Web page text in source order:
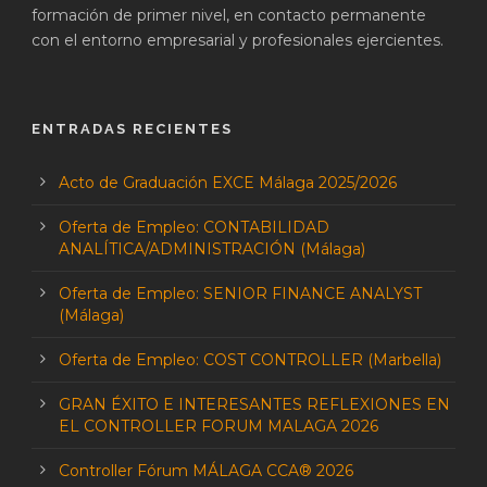
formación de primer nivel, en contacto permanente
con el entorno empresarial y profesionales ejercientes.
ENTRADAS RECIENTES
Acto de Graduación EXCE Málaga 2025/2026
Oferta de Empleo: CONTABILIDAD
ANALÍTICA/ADMINISTRACIÓN (Málaga)
Oferta de Empleo: SENIOR FINANCE ANALYST
(Málaga)
Oferta de Empleo: COST CONTROLLER (Marbella)
GRAN ÉXITO E INTERESANTES REFLEXIONES EN
EL CONTROLLER FORUM MALAGA 2026
Controller Fórum MÁLAGA CCA® 2026